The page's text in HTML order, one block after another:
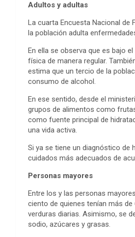
Adultos y adultas
La cuarta Encuesta Nacional de
la población adulta
En ella se observa que es bajo
física de manera regular.
estima que un tercio de la
consumo de alcohol.
En ese sentido, desde el
grupos de alimentos como
como fuente principal de
una vida activa.
Si ya se tiene un diagnóstico de
cuidados más adecuados de
Personas mayores
Entre los y las personas
ciento de quienes tenían más
verduras diarias. Asimismo, se
sodio, azúcares y grasas.